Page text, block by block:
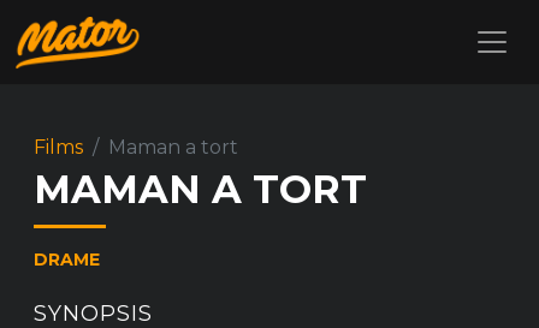
Films Maman a tort
MAMAN A TORT
DRAME
SYNOPSIS